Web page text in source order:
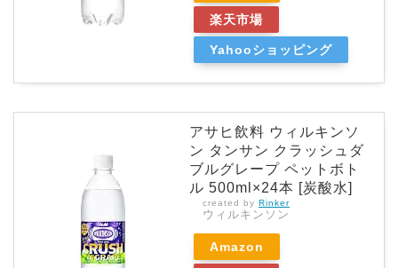
楽天市場
Yahooショッピング
アサヒ飲料 ウィルキンソ
ン タンサン クラッシュダ
ブルグレープ ペットボト
ル 500ml×24本 [炭酸水]
created by Rinker
ウィルキンソン
Amazon